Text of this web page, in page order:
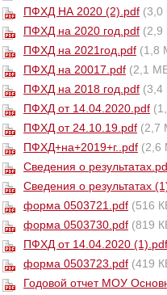
ПФХД НА 2020 (2).pdf
ПФХД на 2020 год.pdf
ПФХД на 2021год.pdf (1,8
ПФХД на 20017.pdf (2,1
ПФХД на 2018 год.pdf
ПФХД от 14.04.2020.pdf
ПФХД от 24.10.19.pdf (2,7
ПФХД+на+2019+г..pdf (2,6
Сведения о
Сведения о результатах
форма 0503721.pdf (516
форма 0503730.pdf (819
ПФХД от 14.04.2020 (1).pdf
форма 0503723.pdf (419
Годовой отчет МОУ